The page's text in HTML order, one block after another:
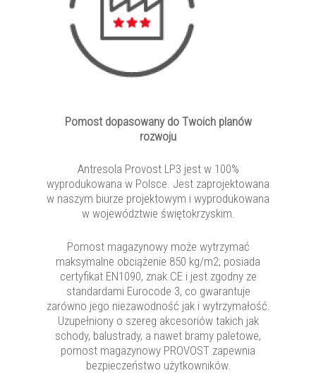
Pomost dopasowany do Twoich planów
rozwoju
Antresola Provost LP3 jest w 100%
wyprodukowana w Polsce. Jest zaprojektowana
w naszym biurze projektowym i wyprodukowana
w województwie świętokrzyskim.
Pomost magazynowy może wytrzymać
maksymalne obciążenie 850 kg/m2; posiada
certyfikat EN1090, znak CE i jest zgodny ze
standardami Eurocode 3, co gwarantuje
zarówno jego niezawodność jak i wytrzymałość.
Uzupełniony o szereg akcesoriów takich jak
schody, balustrady, a nawet bramy paletowe,
pomost magazynowy PROVOST zapewnia
bezpieczeństwo użytkowników.